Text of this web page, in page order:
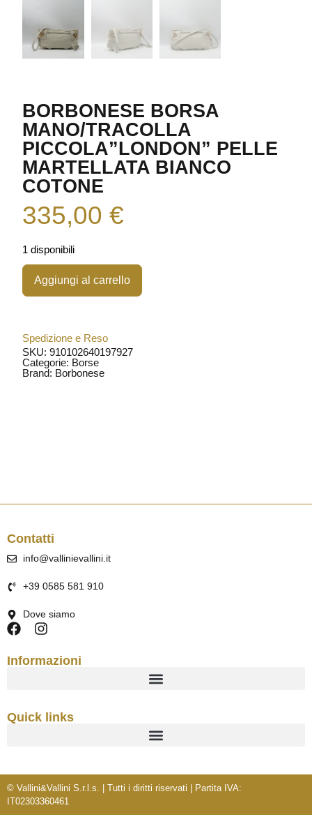
BORBONESE BORSA
MANO/TRACOLLA
PICCOLA”LONDON” PELLE
MARTELLATA BIANCO
COTONE
335,00€
1 disponibili
Aggiungi al carrello
Spedizione e Reso
SKU: 910102640197927
Categorie: Borse
Brand: Borbonese
Contatti
info@vallinievallini.it
+39 0585 581 910
Dove siamo
Informazioni
Quick links
© Vallini&Vallini S.r.l.s. | Tutti i diritti riservati | Partita IVA:
IT02303360461